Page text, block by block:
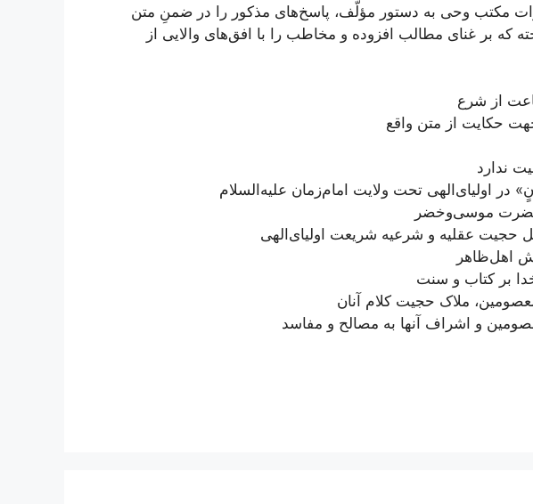
مکتب وحی به دستور مؤلّف، پاسخ‌های مذکور را در ضمنِ متن
که بر غنای مطالب افزوده و مخاطب را با افق‌های والایی از
از شرع
جهت حکایت از متن واقع
ندارد
اولیای‌الهی تحت ولایت امام‌زمان علیه‌السلام
حضرت موسی‌وخضر
حجیت عقلیه و شرعیه شریعت اولیای‌الهی
اهل‌ظاهر
بر کتاب و سنت
معصومین، ملاک حجیت کلام آنان
و اشراف آنها به مصالح و مفاسد